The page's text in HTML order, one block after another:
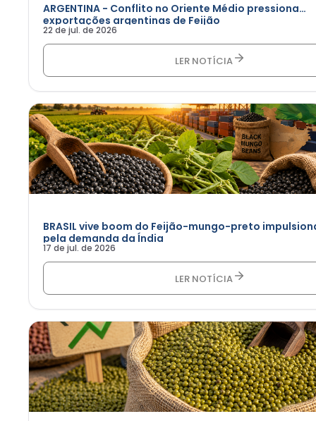
ARGENTINA - Conflito no Oriente Médio pressiona
exportações argentinas de Feijão
22 de jul. de 2026
LER NOTÍCIA
BRASIL vive boom do Feijão-mungo-preto
pela demanda da Índia
17 de jul. de 2026
LER NOTÍCIA